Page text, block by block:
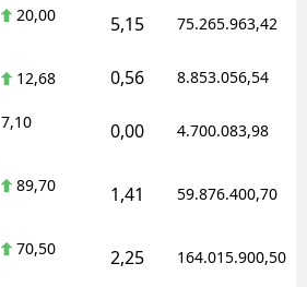
20,00 5,15 75.265.963,42
12,68 0,56 8.853.056,54
7,10 0,00 4.700.083,98
89,70 1,41 59.876.400,70
70,50 2,25 164.015.900,50